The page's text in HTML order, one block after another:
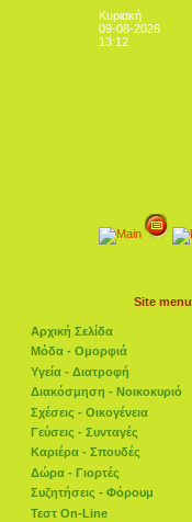
Κυριακή
09-08-2026
13:12
Site menu
Αρχική Σελίδα
Μόδα - Ομορφιά
Υγεία - Διατροφή
Διακόσμηση - Νοικοκυριό
Σχέσεις - Οικογένεια
Γεύσεις - Συνταγές
Καριέρα - Σπουδές
Δώρα - Γιορτές
Συζητήσεις - Φόρουμ
Τεστ On-Line